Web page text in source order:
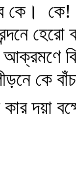
কে।
কে!
হেরো
কে
কার দয়া